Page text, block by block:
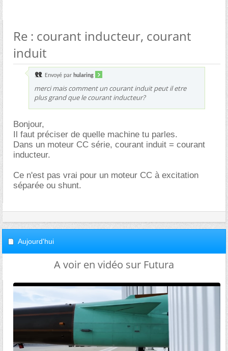
Re : courant inducteur, courant
induit
Envoyé par hularing
merci mais comment un courant induit peut il etre
plus grand que le courant inducteur?
Bonjour,
Il faut préciser de quelle machine tu parles.
Dans un moteur CC série, courant induit = courant
inducteur.
Ce n'est pas vrai pour un moteur CC à excitation
séparée ou shunt.
Aujourd'hui
A voir en vidéo sur Futura